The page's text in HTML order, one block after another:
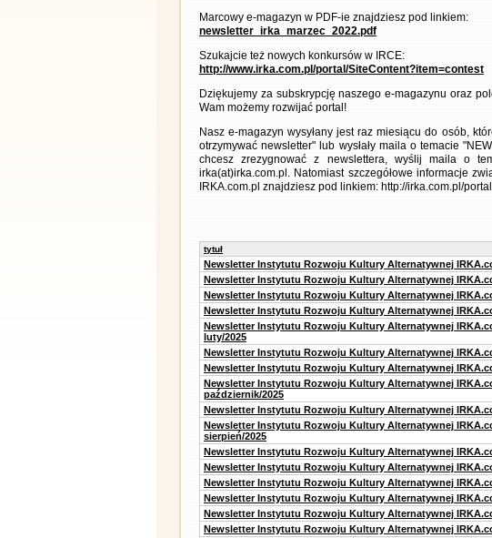
Marcowy e-magazyn w PDF-ie znajdziesz pod linkiem:
newsletter_irka_marzec_2022.pdf
Szukajcie też nowych konkursów w IRCE:
http://www.irka.com.pl/portal/SiteContent?item=contest
Dziękujemy za subskrypcję naszego e-magazynu oraz
Wam możemy rozwijać portal!
Nasz e-magazyn wysyłany jest raz miesiącu do osób,
otrzymywać newsletter" lub wysłały maila o temacie
chcesz zrezygnować z newslettera, wyślij maila o
irka(at)irka.com.pl. Natomiast szczegółowe informacje
IRKA.com.pl znajdziesz pod linkiem: http://irka.com.pl/
tytuł
Newsletter Instytutu Rozwoju Kultury Alternatywnej
Newsletter Instytutu Rozwoju Kultury Alternatywnej
Newsletter Instytutu Rozwoju Kultury Alternatywnej
Newsletter Instytutu Rozwoju Kultury Alternatywnej
Newsletter Instytutu Rozwoju Kultury Alternatywnej
luty/2025
Newsletter Instytutu Rozwoju Kultury Alternatywnej
Newsletter Instytutu Rozwoju Kultury Alternatywnej
Newsletter Instytutu Rozwoju Kultury Alternatywnej
październik/2025
Newsletter Instytutu Rozwoju Kultury Alternatywnej
Newsletter Instytutu Rozwoju Kultury Alternatywnej
sierpień/2025
Newsletter Instytutu Rozwoju Kultury Alternatywnej
Newsletter Instytutu Rozwoju Kultury Alternatywnej
Newsletter Instytutu Rozwoju Kultury Alternatywnej
Newsletter Instytutu Rozwoju Kultury Alternatywnej
Newsletter Instytutu Rozwoju Kultury Alternatywnej
Newsletter Instytutu Rozwoju Kultury Alternatywnej